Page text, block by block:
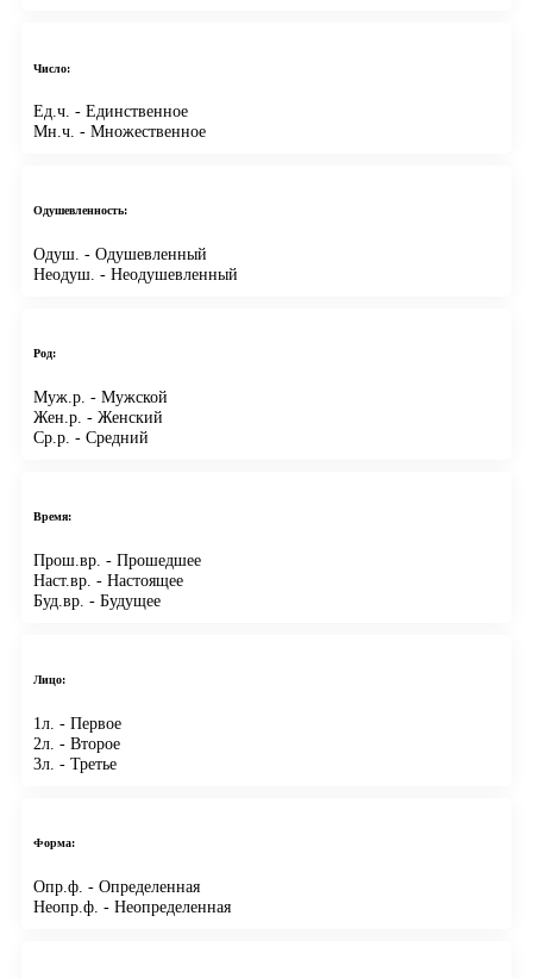
Число:
Ед.ч. - Единственное
Мн.ч. - Множественное
Одушевленность:
Одуш. - Одушевленный
Неодуш. - Неодушевленный
Род:
Муж.р. - Мужской
Жен.р. - Женский
Ср.р. - Средний
Время:
Прош.вр. - Прошедшее
Наст.вр. - Настоящее
Буд.вр. - Будущее
Лицо:
1л. - Первое
2л. - Второе
3л. - Третье
Форма:
Опр.ф. - Определенная
Неопр.ф. - Неопределенная